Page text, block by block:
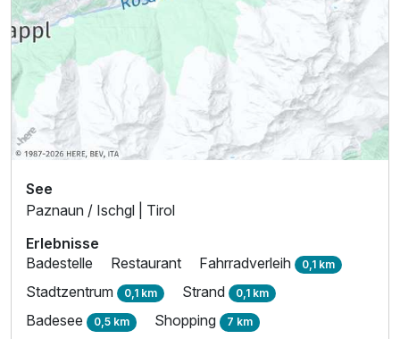
See
Paznaun / Ischgl | Tirol
Erlebnisse
Badestelle
Restaurant Fahrradverleih 0,1 km
Stadtzentrum 0,1 km Strand 0,1 km
Badesee 0,5 km Shopping 7 km